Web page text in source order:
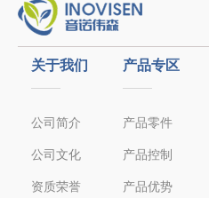
关于我们
公司简介
公司文化
资质荣誉
产品专区
产品零件
产品控制
产品优势